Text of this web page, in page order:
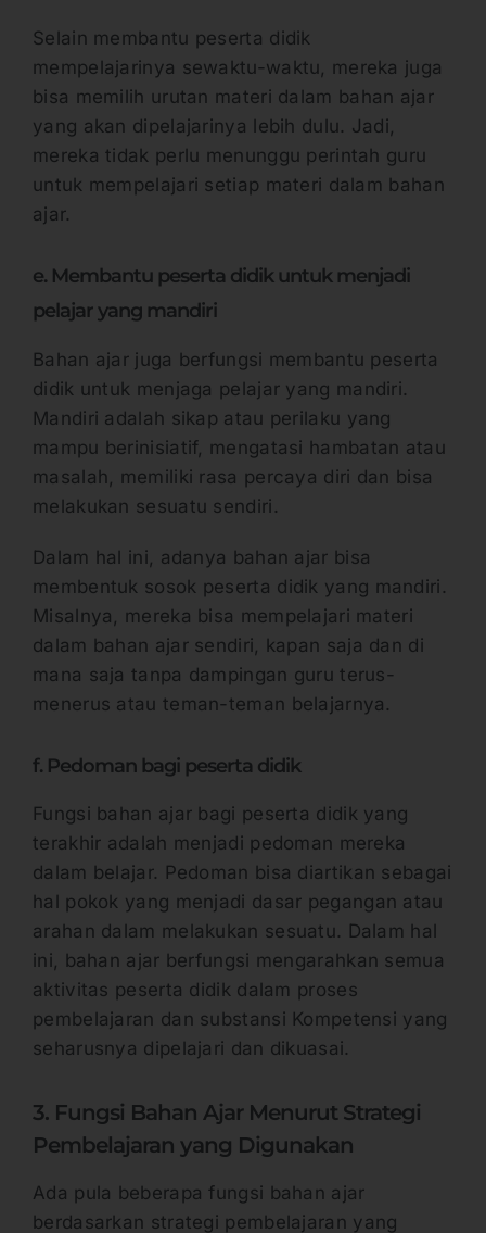
Selain membantu peserta didik
mempelajarinya sewaktu-waktu, mereka juga
bisa memilih urutan materi dalam bahan ajar
yang akan dipelajarinya lebih dulu. Jadi,
mereka tidak perlu menunggu perintah guru
untuk mempelajari setiap materi dalam bahan
ajar.
e. Membantu peserta didik untuk menjadi
pelajar yang mandiri
Bahan ajar juga berfungsi membantu peserta
didik untuk menjaga pelajar yang mandiri.
Mandiri adalah sikap atau perilaku yang
mampu berinisiatif, mengatasi hambatan atau
masalah, memiliki rasa percaya diri dan bisa
melakukan sesuatu sendiri.
Dalam hal ini, adanya bahan ajar bisa
membentuk sosok peserta didik yang mandiri.
Misalnya, mereka bisa mempelajari materi
dalam bahan ajar sendiri, kapan saja dan di
mana saja tanpa dampingan guru terus-
menerus atau teman-teman belajarnya.
f. Pedoman bagi peserta didik
Fungsi bahan ajar bagi peserta didik yang
terakhir adalah menjadi pedoman mereka
dalam belajar. Pedoman bisa diartikan sebagai
hal pokok yang menjadi dasar pegangan atau
arahan dalam melakukan sesuatu. Dalam hal
ini, bahan ajar berfungsi mengarahkan semua
aktivitas peserta didik dalam proses
pembelajaran dan substansi Kompetensi yang
seharusnya dipelajari dan dikuasai.
3. Fungsi Bahan Ajar Menurut Strategi
Pembelajaran yang Digunakan
Ada pula beberapa fungsi bahan ajar
berdasarkan strategi pembelajaran yang